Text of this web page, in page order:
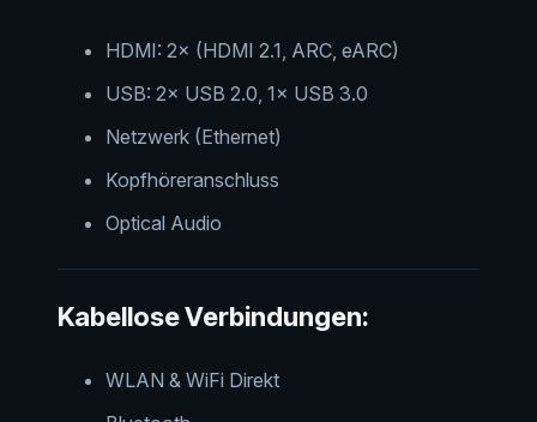
HDMI: 2× (HDMI 2.1, ARC, eARC)
USB: 2× USB 2.0, 1× USB 3.0
Netzwerk (Ethernet)
Kopfhöreranschluss
Optical Audio
Kabellose Verbindungen:
WLAN & WiFi Direkt